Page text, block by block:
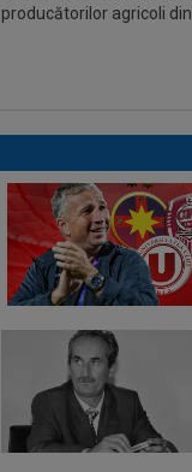
producătorilor agricoli din